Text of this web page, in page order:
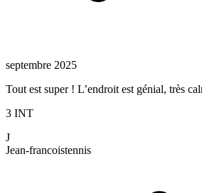
septembre 2025
Tout est super ! L’endroit est génial, très
3 INT
J
Jean-francoistennis